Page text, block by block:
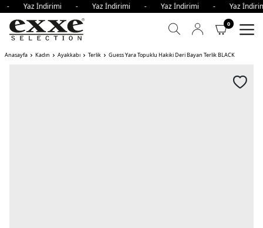
- Yaz İndirimi - Yaz İndirimi - Yaz İndirimi - Yaz
0
Anasayfa Kadın Ayakkabı Terlik Guess Yara Topuklu Hakiki Deri Bayan Terlik BLACK